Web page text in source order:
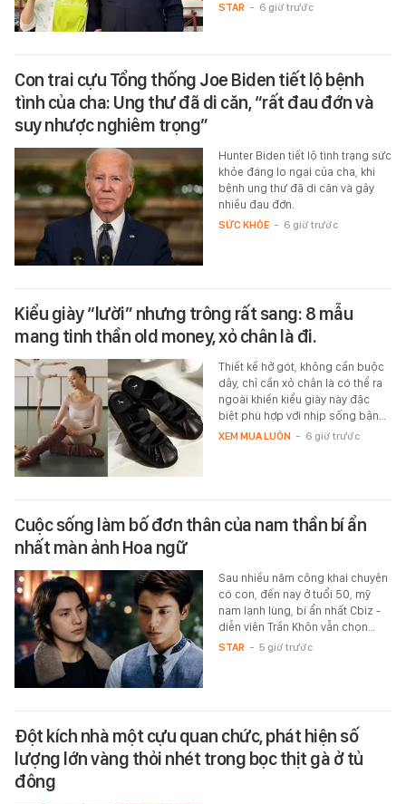
STAR - 6 giờ trước
Con trai cựu Tổng thống Joe Biden tiết lộ bệnh
tình của cha: Ung thư đã di căn, “rất đau đớn và
suy nhược nghiêm trọng”
Hunter Biden tiết lộ tình trạng sức
khỏe đáng lo ngại của cha, khi
bệnh ung thư đã di căn và gây
nhiều đau đớn.
SỨC KHỎE - 6 giờ trước
Kiểu giày “lười” nhưng trông rất sang: 8 mẫu
mang tinh thần old money, xỏ chân là đi.
Thiết kế hở gót, không cần buộc
dây, chỉ cần xỏ chân là có thể ra
ngoài khiến kiểu giày này đặc
biệt phù hợp với nhịp sống bận…
XEM MUA LUÔN - 6 giờ trước
Cuộc sống làm bố đơn thân của nam thần bí ẩn
nhất màn ảnh Hoa ngữ
Sau nhiều năm công khai chuyện
có con, đến nay ở tuổi 50, mỹ
nam lạnh lùng, bí ẩn nhất Cbiz -
diễn viên Trần Khôn vẫn chọn…
STAR - 5 giờ trước
Đột kích nhà một cựu quan chức, phát hiện số
lượng lớn vàng thỏi nhét trong bọc thịt gà ở tủ
đông